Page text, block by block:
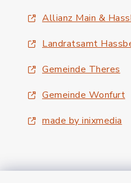
Allianz Main &
Landratsamt
Gemeinde Theres
Gemeinde Wonfurt
made by inixmedia